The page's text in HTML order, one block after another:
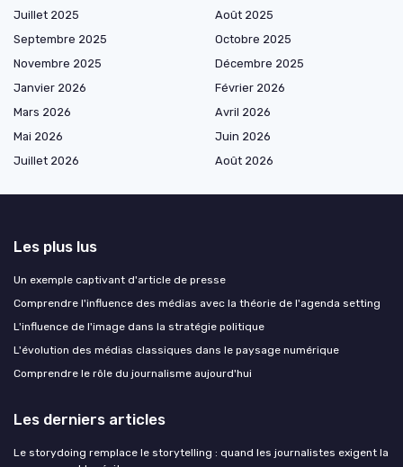
Juillet 2025
Août 2025
Septembre 2025
Octobre 2025
Novembre 2025
Décembre 2025
Janvier 2026
Février 2026
Mars 2026
Avril 2026
Mai 2026
Juin 2026
Juillet 2026
Août 2026
Les plus lus
Un exemple captivant d'article de presse
Comprendre l'influence des médias avec la théorie de l'agenda setting
L'influence de l'image dans la stratégie politique
L'évolution des médias classiques dans le paysage numérique
Comprendre le rôle du journalisme aujourd'hui
Les derniers articles
Le storydoing remplace le storytelling : quand les journalistes exigent la